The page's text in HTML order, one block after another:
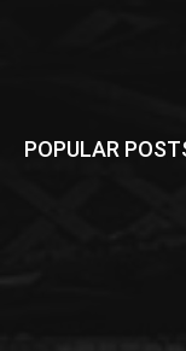
POPULAR